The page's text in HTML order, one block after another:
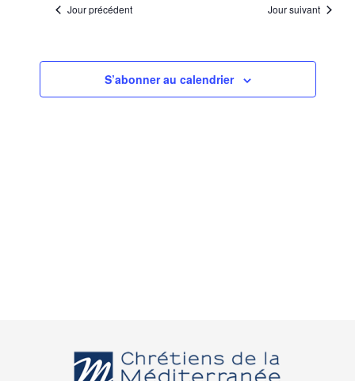
date. Jour précédent Jour suivant
S’abonner au calendrier